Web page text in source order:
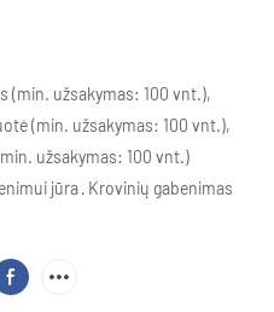
(min. užsakymas: 100 vnt.),
(min. užsakymas: 100 vnt.),
užsakymas: 100 vnt.)
jūra · Krovinių gabenimas